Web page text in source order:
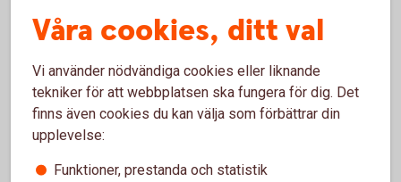
verksamt i kan påverka dess framtida avkastning.
Vad påverkar avkastningen?
Avkastningen består av tre delar på ett depåbevis.
Aktieutdelning, värdestegring och valutakursens utveckling.
Våra cookies, ditt val
Vi använder nödvändiga cookies eller liknande
tekniker för att webbplatsen ska fungera för dig. Det
finns även cookies du kan välja som förbättrar din
upplevelse:
Funktioner, prestanda och statistik